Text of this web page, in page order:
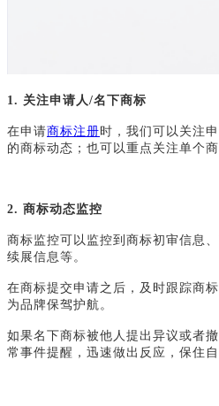
1. 关注申请人/名下商标
在申请商标注册时，我们可以关注
的商标动态；也可以重点关注单个
2. 商标动态监控
商标监控可以监控到商标初审信息
续展信息等。
在商标提交申请之后，及时跟踪商
为品牌保驾护航。
如果名下商标被他人提出异议或者
常事件提醒，迅速做出反应，保住自